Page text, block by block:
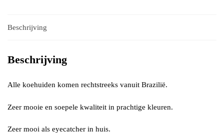
Beschrijving
Beschrijving
Alle koehuiden komen rechtstreeks vanuit Brazilië.
Zeer mooie en soepele kwaliteit in prachtige kleuren.
Zeer mooi als eyecatcher in huis.